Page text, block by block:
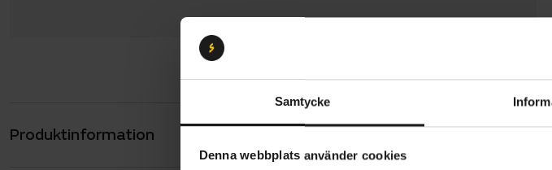
Samtycke
Denna webbplats använder cookies
Produktinformation
hörn. Består av tre delar: fram- och